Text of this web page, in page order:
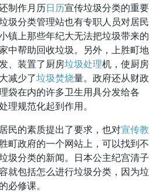
制作月历日历宣传垃圾分类的重要
圾分类管理站也有专职人员对居民
镇上那些年纪大无法把垃圾带来的
中帮助回收垃圾。另外，上胜町地
、装置了厨房垃圾处理机，使厨房
减少了垃圾焚烧量。政府还从财政
袋在内的许多卫生用具分发给各
理规范化起到作用。
的素质提出了要求，也对宣传教
町政府的一个网站上，可以找到不
圾分类的新闻。日本公主纪宫清子
就包括怎么进行垃圾分类，因为垃
必修课。